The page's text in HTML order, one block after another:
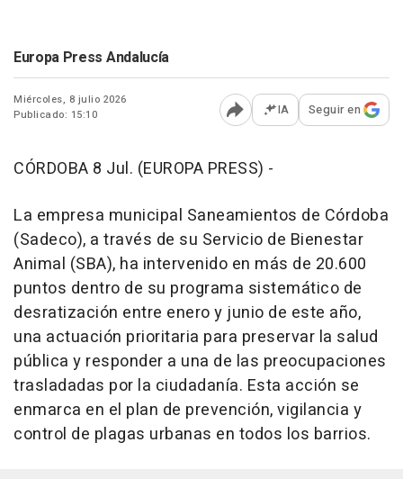
Europa Press Andalucía
Miércoles, 8 julio 2026
Publicado: 15:10
Abrir opciones para
IA Seguir en
CÓRDOBA 8 Jul. (EUROPA PRESS) -
La empresa municipal Saneamientos de Córdoba
(Sadeco), a través de su Servicio de Bienestar
Animal (SBA), ha intervenido en más de 20.600
puntos dentro de su programa sistemático de
desratización entre enero y junio de este año,
una actuación prioritaria para preservar la salud
pública y responder a una de las preocupaciones
trasladadas por la ciudadanía. Esta acción se
enmarca en el plan de prevención, vigilancia y
control de plagas urbanas en todos los barrios.